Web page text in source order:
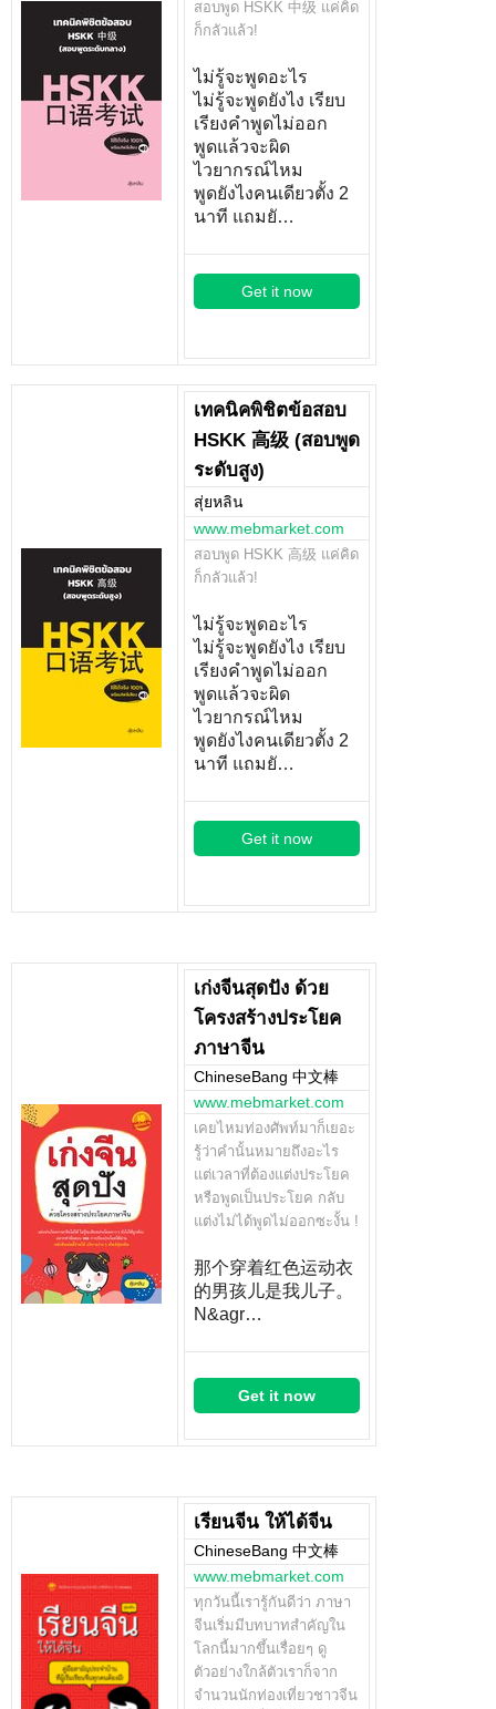
สอบพูด HSKK 中级 แค่คิด
ก็กลัวแล้ว!
ไม่รู้จะพูดอะไร
ไม่รู้จะพูดยังไง เรียบ
เรียงคำพูดไม่ออก
พูดแล้วจะผิด
ไวยากรณ์ไหม
พูดยังไงคนเดียวตั้ง 2
นาที แถมยั…
Get it now
เทคนิคพิชิตข้อสอบ
HSKK 高级 (สอบพูด
ระดับสูง)
สุ่ยหลิน
www.mebmarket.com
สอบพูด HSKK 高级 แค่คิด
ก็กลัวแล้ว!
ไม่รู้จะพูดอะไร
ไม่รู้จะพูดยังไง เรียบ
เรียงคำพูดไม่ออก
พูดแล้วจะผิด
ไวยากรณ์ไหม
พูดยังไงคนเดียวตั้ง 2
นาที แถมยั…
Get it now
เก่งจีนสุดปัง ด้วย
โครงสร้างประโยค
ภาษาจีน
ChineseBang 中文棒
www.mebmarket.com
เคยไหมท่องศัพท์มาก็เยอะ
รู้ว่าคำนั้นหมายถึงอะไร
แต่เวลาที่ต้องแต่งประโยค
หรือพูดเป็นประโยค กลับ
แต่งไม่ได้พูดไม่ออกซะงั้น !
那个穿着红色运动衣
的男孩儿是我儿子。
N&agr…
Get it now
เรียนจีน ให้ได้จีน
ChineseBang 中文棒
www.mebmarket.com
ทุกวันนี้เรารู้กันดีว่า ภาษา
จีนเริ่มมีบทบาทสำคัญใน
โลกนี้มากขึ้นเรื่อยๆ ดู
ตัวอย่างใกล้ตัวเราก็จาก
จำนวนนักท่องเที่ยวชาวจีน